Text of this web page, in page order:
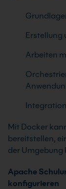
Erstellung
Arbeiten
Mit Docker
bereitstellen,
der Umgebung
Apache
konfigurieren